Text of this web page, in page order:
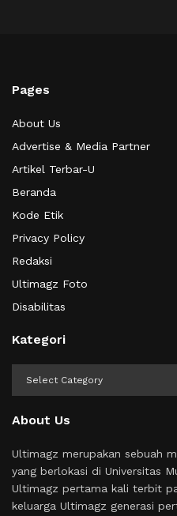
Pages
About Us
Advertise & Media Partner
Artikel Terbar-U
Beranda
Kode Etik
Privacy Policy
Redaksi
Ultimagz Foto
Disabilitas
Kategori
About Us
Ultimagz merupakan sebuah
yang berlokasi di Universitas
Ultimagz pertama kali terbit
keluarga Ultimagz generasi